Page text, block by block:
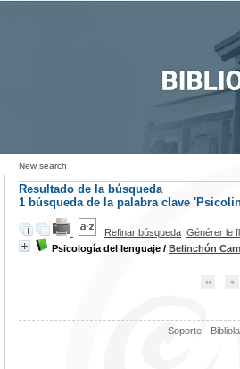
New search
Resultado de la búsqueda
1 búsqueda de la palabra clave
Refinar búsqueda Générer le
Psicología del lenguaje / Belinchón
Soporte -